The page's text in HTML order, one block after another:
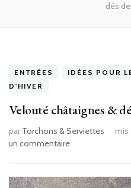
dés
ENTRÉES IDÉES POUR
D'HIVER
Velouté châtaignes &
par Torchons & Serviettes mis
un commentairesur
&